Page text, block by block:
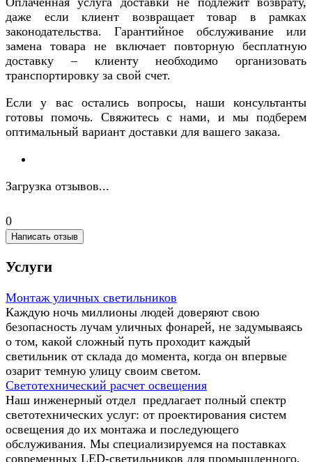
даже если клиент возвращает товар в рамках
законодательства. Гарантийное обслуживание или
замена товара не включает повторную бесплатную
доставку – клиенту необходимо организовать
транспортировку за свой счет.
Если у вас остались вопросы, наши консультанты
готовы помочь. Свяжитесь с нами, и мы подберем
оптимальный вариант доставки для вашего заказа.
Загрузка отзывов...
0
Написать отзыв
Услуги
Монтаж уличных светильников
Каждую ночь миллионы людей доверяют свою
безопасность лучам уличных фонарей, не задумываясь
о том, какой сложный путь проходит каждый
светильник от склада до момента, когда он впервые
озарит темную улицу своим светом.
Светотехнический расчет освещения
Наш инженерный отдел предлагает полный спектр
светотехнических услуг: от проектирования систем
освещения до их монтажа и последующего
обслуживания. Мы специализируемся на поставках
современных LED-светильников для промышленного,